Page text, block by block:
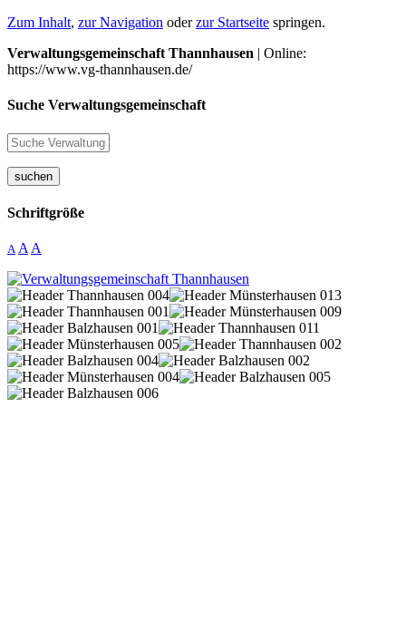
Zum Inhalt, zur Navigation oderzur Startseite springen.
Verwaltungsgemeinschaft Thannhausen | Online:
https://www.vg-thannhausen.de/
Suche Verwaltungsgemeinschaft
suchen
Schriftgröße
A A A